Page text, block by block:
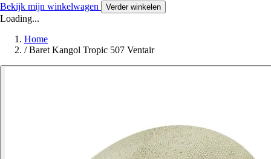
Bekijk mijn winkelwagen Verder winkelen
Loading...
Home
/ Baret Kangol Tropic 507 Ventair